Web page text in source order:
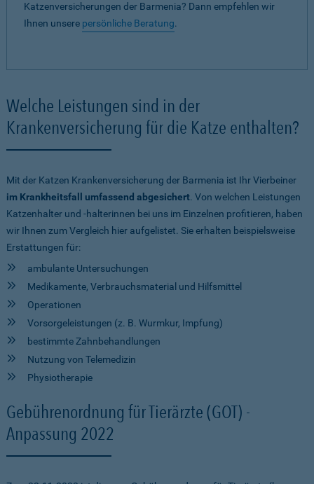
Katzenversicherungen der Barmenia? Dann empfehlen wir
Ihnen unsere persönliche Beratung.
Welche Leistungen sind in der
Krankenversicherung für die Katze enthalten?
Mit der Katzen Krankenversicherung der Barmenia ist Ihr Vierbeiner
im Krankheitsfall umfassend abgesichert. Von welchen Leistungen
Katzenhalter und -halterinnen bei uns im Einzelnen profitieren, haben
wir Ihnen zum Vergleich hier aufgelistet. Sie erhalten beispielsweise
Erstattungen für:
ambulante Untersuchungen
Medikamente, Verbrauchsmaterial und Hilfsmittel
Operationen
Vorsorgeleistungen (z. B. Wurmkur, Impfung)
bestimmte Zahnbehandlungen
Nutzung von Telemedizin
Physiotherapie
Gebührenordnung für Tierärzte (GOT) -
Anpassung 2022